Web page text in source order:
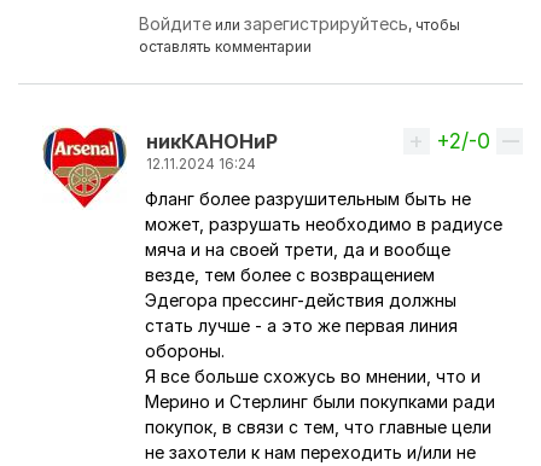
Войдите илизарегистрируйтесь, чтобы
оставлять комментарии
никКАНОНиР
12.11.2024 16:24
Ответ на комментарий пользователя4empion
Вверх
+2/-0
Фланг более разрушительным быть не
может, разрушать необходимо в радиусе
мяча и на своей трети, да и вообще
везде, тем более с возвращением
Эдегора прессинг-действия должны
стать лучше - а это же первая линия
обороны.
Я все больше схожусь во мнении, что и
Мерино и Стерлинг были покупками ради
покупок, в связи с тем, что главные цели
не захотели к нам переходить и/или не